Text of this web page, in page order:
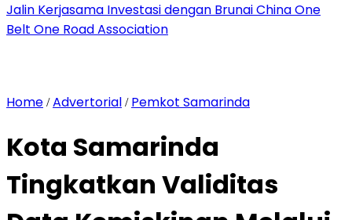
Jalin Kerjasama Investasi dengan Brunai China One
Belt One Road Association
Home /Advertorial / Pemkot Samarinda
Kota Samarinda
Tingkatkan Validitas